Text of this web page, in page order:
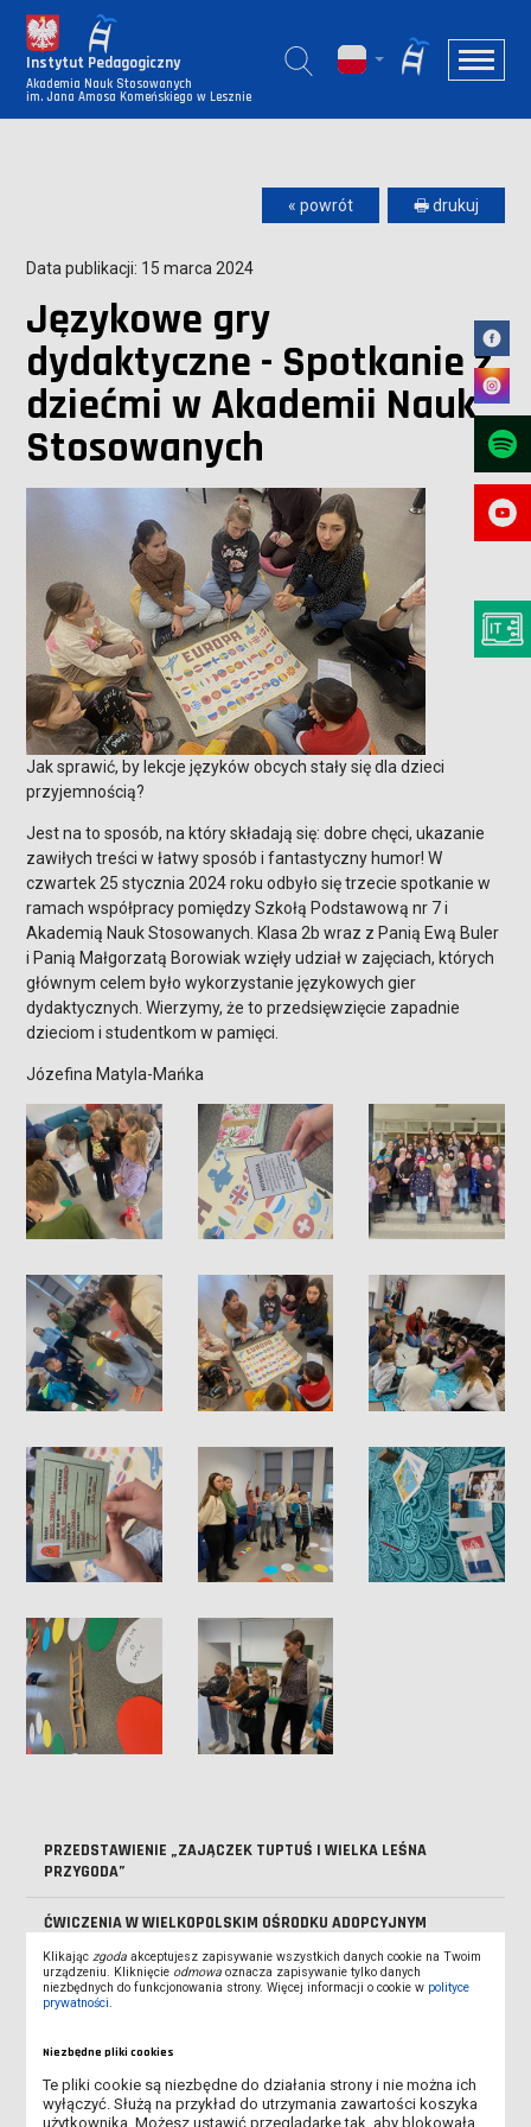
Instytut Pedagogiczny
Akademia Nauk Stosowanych
im. Jana Amosa Komeńskiego w Lesznie
PRZEDSTAWIENIE „ZAJĄCZEK TUPTUŚ I WIELKA LEŚNA
PRZYGODA”
ĆWICZENIA W WIELKOPOLSKIM OŚRODKU ADOPCYJNYM
ZAJĘCIA KOŃCZĄCE PRZEDMIOT PEDAGOGIKA CZASU WOLNEGO
WARSZTATY DLA MIESZKAŃCÓW BURSY MIĘDZYSZKOLNEJ NR 1
W LESZNIE
« powrót 🖶 drukuj
Data publikacji: 15 marca 2024
Językowe gry
dydaktyczne - Spotkanie z
dziećmi w Akademii Nauk
Stosowanych
Jak sprawić, by lekcje języków obcych stały się dla dzieci
przyjemnością?
Jest na to sposób, na który składają się: dobre chęci, ukazanie
zawiłych treści w łatwy sposób i fantastyczny humor! W
czwartek 25 stycznia 2024 roku odbyło się trzecie spotkanie w
ramach współpracy pomiędzy Szkołą Podstawową nr 7 i
Akademią Nauk Stosowanych. Klasa 2b wraz z Panią Ewą Buler
i Panią Małgorzatą Borowiak wzięły udział w zajęciach, których
głównym celem było wykorzystanie językowych gier
dydaktycznych. Wierzymy, że to przedsięwzięcie zapadnie
dzieciom i studentkom w pamięci.
Józefina Matyla-Mańka
Klikajączgoda akceptujesz zapisywanie wszystkich danych cookie na Twoim
urządzeniu. Kliknięcie odmowa oznacza zapisywanie tylko danych
niezbędnych do funkcjonowania strony. Więcej informacji o cookie w polityce
prywatności.
Niezbędne pliki cookies
Te pliki cookie są niezbędne do działania strony i nie można ich
wyłączyć. Służą na przykład do utrzymania zawartości koszyka
użytkownika. Możesz ustawić przeglądarkę tak, aby blokowała